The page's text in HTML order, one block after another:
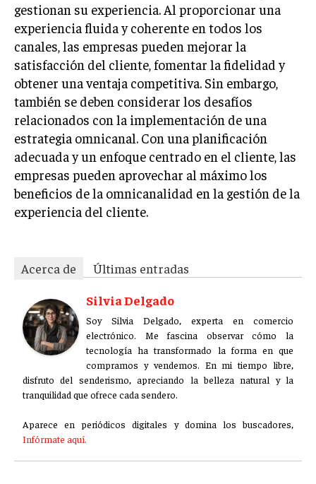
gestionan su experiencia. Al proporcionar una
experiencia fluida y coherente en todos los
canales, las empresas pueden mejorar la
satisfacción del cliente, fomentar la fidelidad y
obtener una ventaja competitiva. Sin embargo,
también se deben considerar los desafíos
relacionados con la implementación de una
estrategia omnicanal. Con una planificación
adecuada y un enfoque centrado en el cliente, las
empresas pueden aprovechar al máximo los
beneficios de la omnicanalidad en la gestión de la
experiencia del cliente.
Acerca de
Últimas entradas
Silvia Delgado
Soy Silvia Delgado, experta en comercio
electrónico. Me fascina observar cómo la
tecnología ha transformado la forma en que
compramos y vendemos. En mi tiempo libre,
disfruto del senderismo, apreciando la belleza natural y la
tranquilidad que ofrece cada sendero.
Aparece en periódicos digitales y domina los buscadores,
Infórmate aquí.